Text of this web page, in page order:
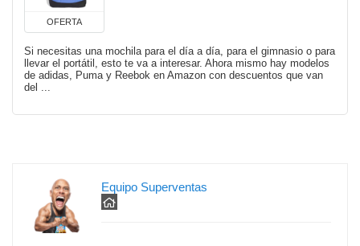
OFERTA
Si necesitas una mochila para el día a día, para el gimnasio o para
llevar el portátil, esto te va a interesar. Ahora mismo hay modelos
de adidas, Puma y Reebok en Amazon con descuentos que van
del ...
Equipo Superventas